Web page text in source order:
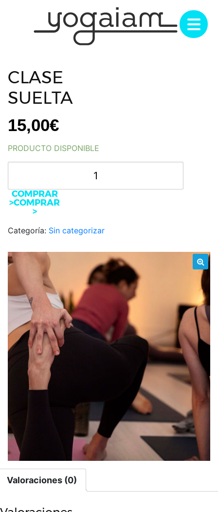
contenido
🔍
CLASE
SUELTA
15,00€
PRODUCTO DISPONIBLE
SUELTA
cantidad
COMPRAR
>COMPRAR
>
Categoría: Sin categorizar
Valoraciones (0)